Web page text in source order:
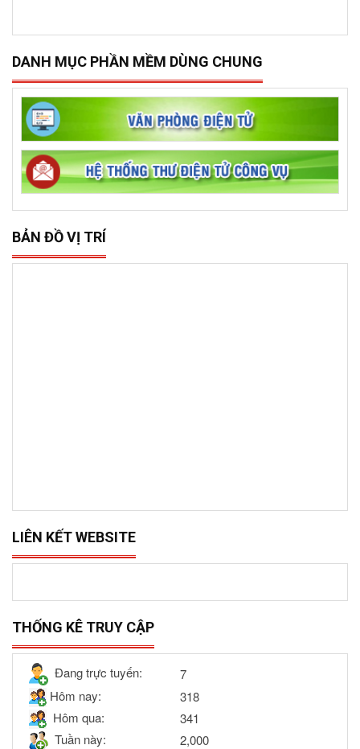
DANH MỤC PHẦN MỀM DÙNG CHUNG
BẢN ĐỒ VỊ TRÍ
LIÊN KẾT WEBSITE
THỐNG KÊ TRUY CẬP
Đang trực tuyến:
7
Hôm nay:
318
Hôm qua:
341
Tuần này:
2,000